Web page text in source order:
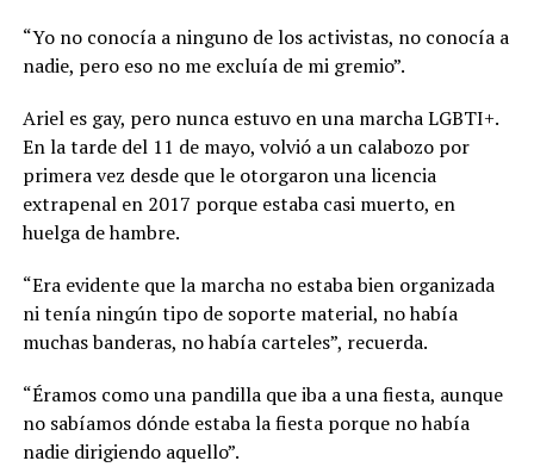
“Yo no conocía a ninguno de los activistas, no conocía a
nadie, pero eso no me excluía de mi gremio”.
Ariel es gay, pero nunca estuvo en una marcha LGBTI+.
En la tarde del 11 de mayo, volvió a un calabozo por
primera vez desde que le otorgaron una licencia
extrapenal en 2017 porque estaba casi muerto, en
huelga de hambre.
“Era evidente que la marcha no estaba bien organizada
ni tenía ningún tipo de soporte material, no había
muchas banderas, no había carteles”, recuerda.
“Éramos como una pandilla que iba a una fiesta, aunque
no sabíamos dónde estaba la fiesta porque no había
nadie dirigiendo aquello”.